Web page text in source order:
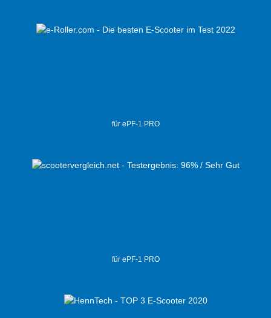
für ePF-1 PRO
für ePF-1 PRO